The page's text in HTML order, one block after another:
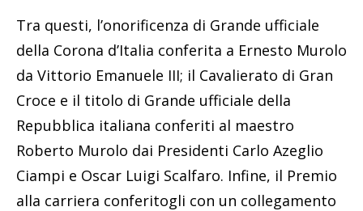
Tra questi, l’onorificenza di Grande ufficiale
della Corona d’Italia conferita a Ernesto Murolo
da Vittorio Emanuele III; il Cavalierato di Gran
Croce e il titolo di Grande ufficiale della
Repubblica italiana conferiti al maestro
Roberto Murolo dai Presidenti Carlo Azeglio
Ciampi e Oscar Luigi Scalfaro. Infine, il Premio
alla carriera conferitogli con un collegamento